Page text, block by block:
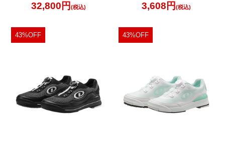
32,800円(税込) 3,608円(税込)
43%OFF 43%OFF